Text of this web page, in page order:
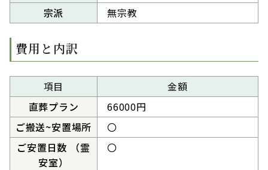
宗派
無宗教
費用と内訳
項目
金額
直葬プラン
66000円
ご搬送~安置場所
〇
ご安置日数 （霊
安室）
〇